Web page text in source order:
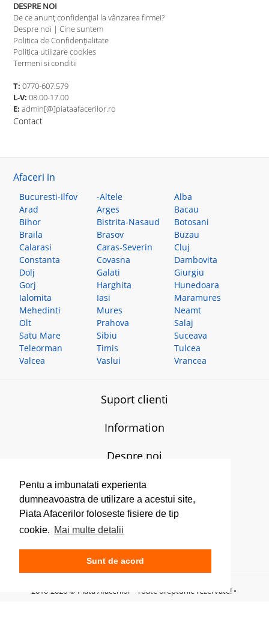
Pentu a imbunatati experienta
dumneavoastra de utilizare a acestui site,
Piata Afacerilor foloseste fisiere de tip
cookie. Mai multe detalii
Sunt de acord
DESPRE NOI
De ce anunț confidențial la vânzarea firmei?
Despre noi | Cine suntem
Politica de Confidențialitate
Politica utilizare cookies
Termeni si conditii
T: 0770-607.579
L-V: 08.00-17.00
E: admin[@]piataafacerilor.ro
Contact
Afaceri in
Bucuresti-Ilfov -Altele
Alba
Arad
Arges
Bacau
Bihor
Bistrita-Nasaud
Botosani
Braila
Brasov
Buzau
Calarasi
Caras-Severin
Cluj
Constanta
Covasna
Dambovita
Dolj
Galati
Giurgiu
Gorj
Harghita
Hunedoara
Ialomita
Iasi
Maramures
Mehedinti
Mures
Neamt
Olt
Prahova
Salaj
Satu Mare
Sibiu
Suceava
Teleorman
Timis
Tulcea
Valcea
Vaslui Vrancea
Suport clienti
Information
Despre noi
Piata Afacerilor
T: 0770-607.579
L-V:08.00-17.00
E:admin[@]piataafacerilor.ro
2010-2026 © Piata Afacerilor - Toate drepturile rezervate! •